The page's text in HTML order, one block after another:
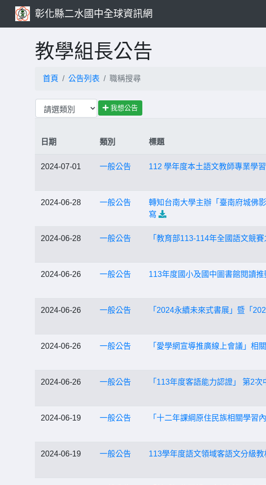
彰化縣二水國中全球資訊網
教學組長公告
首頁 公告列表 職稱搜尋
我想公告
日期 類別 標題
2024-07-01 一般公告 112 學年度本土語文教師專業學
2024-06-28 一般公告
轉知台南大學主辦「臺南府城佛
寫
2024-06-28 一般公告 「教育部113-114年全國語文競
2024-06-26 一般公告 113年度國小及國中圖書館閱讀
2024-06-26 一般公告 「2024永續未來式書展」暨「
2024-06-26 一般公告 「愛學網宣導推廣線上會議」相
2024-06-26 一般公告 「113年度客語能力認證」 第2
2024-06-19 一般公告 「十二年課綱原住民族相關學習
2024-06-19 一般公告 113學年度語文領域客語文分級